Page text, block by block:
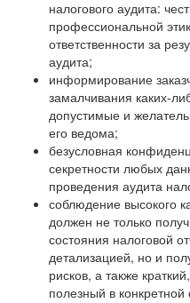
налогового аудита:
профессиональной
ответственности за
аудита;
информирование
замалчивания каких-
допустимые и
его ведома;
безусловная
секретности любых
проведения аудита
соблюдение высокого
должен не только
состояния налоговой
детализацией, но и
рисков, а также
полезный в